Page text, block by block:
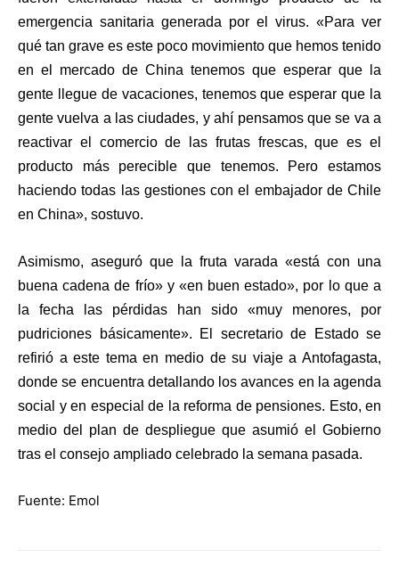
emergencia sanitaria generada por el virus. «Para ver
qué tan grave es este poco movimiento que hemos tenido
en el mercado de China tenemos que esperar que la
gente llegue de vacaciones, tenemos que esperar que la
gente vuelva a las ciudades, y ahí pensamos que se va a
reactivar el comercio de las frutas frescas, que es el
producto más perecible que tenemos. Pero estamos
haciendo todas las gestiones con el embajador de Chile
en China», sostuvo.
Asimismo, aseguró que la fruta varada «está con una
buena cadena de frío» y «en buen estado», por lo que a
la fecha las pérdidas han sido «muy menores, por
pudriciones básicamente». El secretario de Estado se
refirió a este tema en medio de su viaje a Antofagasta,
donde se encuentra detallando los avances en la agenda
social y en especial de la reforma de pensiones. Esto, en
medio del plan de despliegue que asumió el Gobierno
tras el consejo ampliado celebrado la semana pasada.
Fuente: Emol